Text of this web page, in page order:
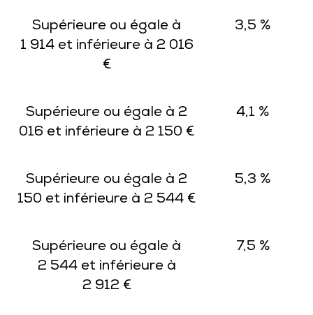
Supérieure ou égale à
1 914 et inférieure à 2 016
€
3,5 %
Supérieure ou égale à 2
016 et inférieure à 2 150 €
4,1 %
Supérieure ou égale à 2
150 et inférieure à 2 544 €
5,3 %
Supérieure ou égale à
2 544 et inférieure à
2 912 €
7,5 %